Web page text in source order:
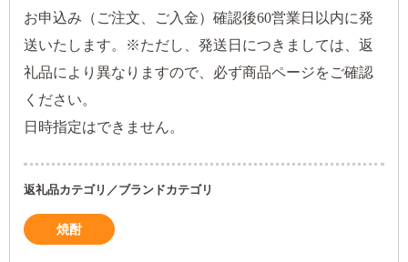
お申込み（ご注文、ご入金）確認後60営業日以内に発
送いたします。※ただし、発送日につきましては、返
礼品により異なりますので、必ず商品ページをご確認
ください。
日時指定はできません。
返礼品カテゴリ／ブランドカテゴリ
焼酎